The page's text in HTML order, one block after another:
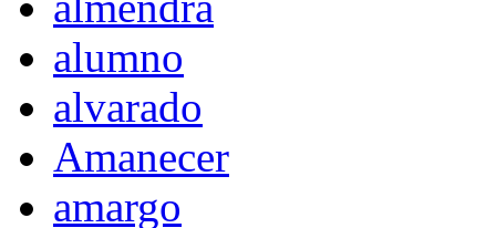
alumno
alvarado
Amanecer
amargo